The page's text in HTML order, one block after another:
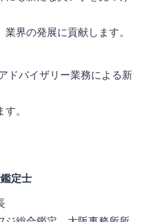
界の発展に貢献します。
ドバイザリー業務による新
。
定士